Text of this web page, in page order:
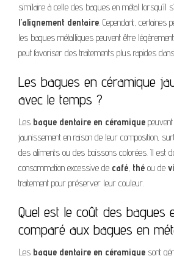
similaire à celle des bagues en métal lorsqu’il
l’alignement dentaire. Cependant, certaines
les bagues métalliques peuvent être
peut favoriser des traitements plus rapides
Les bagues en céramique
avec le temps ?
Les bague dentaire en céramique
jaunissement en raison de leur composition,
des aliments ou des boissons colorées. Il est
consommation excessive de café, thé ou de
traitement pour préserver leur couleur.
Quel est le coût des bagues
comparé aux bagues en
Les bague dentaire en céramique sont